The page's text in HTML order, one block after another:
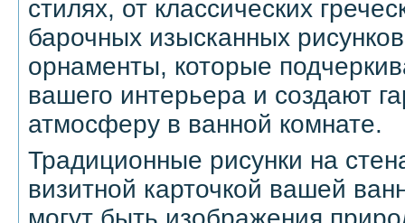
стилях, от классических
барочных изысканных
орнаменты, которые
вашего интерьера и создают
атмосферу в ванной комнате.
Традиционные рисунки на
визитной карточкой вашей